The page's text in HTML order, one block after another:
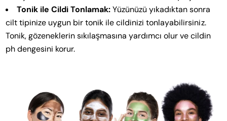
Tonik ile Cildi Tonlamak:Yüzünüzü yıkadıktan sonra
cilt tipinize uygun bir tonik ile cildinizi tonlayabilirsiniz.
Tonik, gözeneklerin sıkılaşmasına yardımcı olur ve cildin
ph dengesini korur.